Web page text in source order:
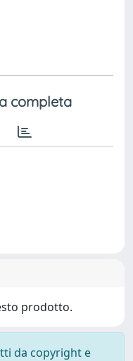
completa
prodotto.
da copyright e